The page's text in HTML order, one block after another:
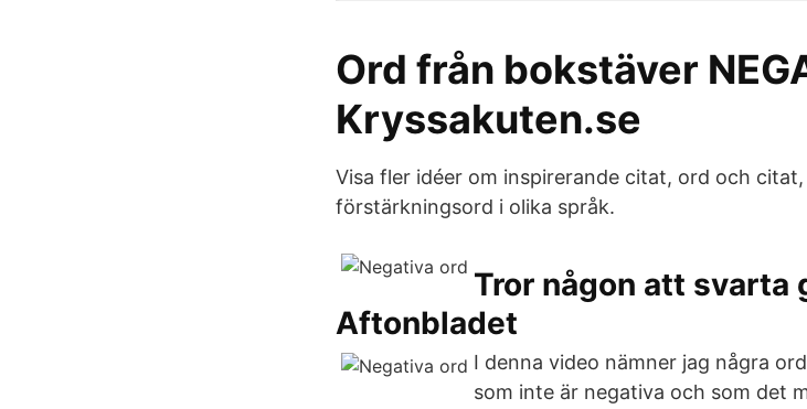
Ord från bokstäver
Kryssakuten.se
Visa fler idéer om inspirerande citat, ord och
förstärkningsord i olika språk.
Tror någon att svarta
Aftonbladet
I denna video nämner jag några
som inte är negativa och som det